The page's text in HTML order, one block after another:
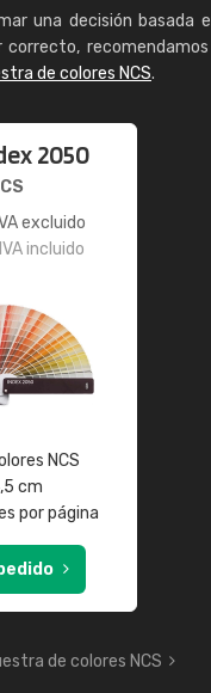
una decisión
correcto,
de colores NCS.
2050
excluido
IVA incluido
NCS
cm
por página
de colores NCS